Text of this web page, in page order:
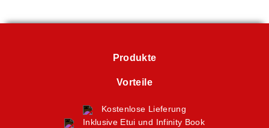
Produkte
Vorteile
Kostenlose Lieferung
Inklusive Etui und Infinity Book